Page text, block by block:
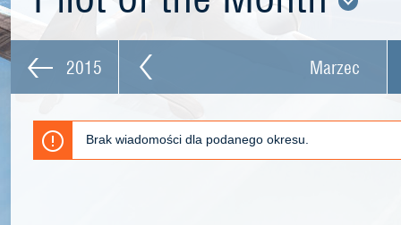
2015 Marzec
Brak wiadomości dla podanego okresu.